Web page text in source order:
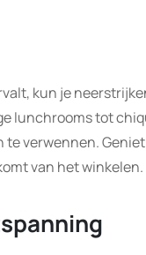
kun je
lunchrooms tot
te verwennen.
van het winkelen.